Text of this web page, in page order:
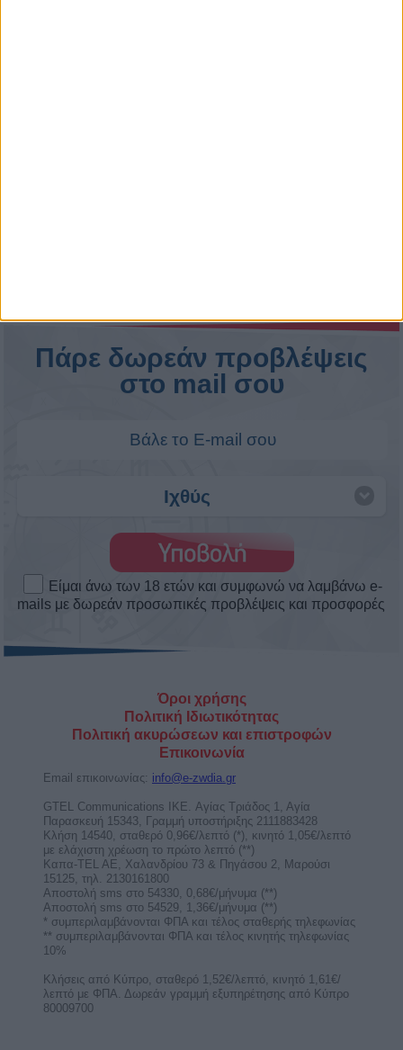
ΑΣΤΕΡΑΤΕΣ ΕΡΩΤΙΚΕΣ ΕΞΕΛΙΞΕΙΣ! ΘΑ
ΑΠΑΝΤΗΣΗ ΕΙΝΑΙ 1 ΤΗΛΕΦΩΝΗΜΑ
ΜΑΚΡΙΑ! ΜΙΛΗΣΕ ΜΕ ΤΗΝ ΣΜΑΡΩ
ΜΟΝΟ ΑΠΟ 0,72€/1’!
Αγόρασε χρόνο ομιλίας με έκπτωση τώρα!
κέρδισε καθοδήγηση και άμεσες απαντήσεις για
ερωτικά, ...
Η Ηλιακή Έκλειψη στον Λέοντα στις 12
Αυγούστου απαιτεί πειθαρχία και κόπο
Η Ηλιακή Έκλειψη στον Λέοντα στις 12